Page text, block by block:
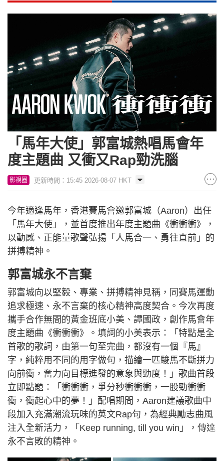
「馬年大使」郭富城熱唱馬會年
度主題曲 又衝又Rap勁洗腦
影視圈 更新時間：15:45 2026-08-07 HKT
今年適逢馬年，香港賽馬會邀郭富城（Aaron）出任
「馬年大使」，並首度推出年度主題曲《衝衝衝》，
以動感、正能量歌聲弘揚「人馬合一、勇往直前」的
拼搏精神。
郭富城永不言棄
郭富城向以堅毅、專業、拼搏精神見稱，同賽馬運動
追求極速、永不言棄的核心精神高度契合。今次再度
攜手合作無間的黃金班底小美、譚國政，創作馬會年
度主題曲《衝衝衝》。填詞的小美表示：「特點是全
首歌的歌詞，由第一句至完曲，都沒有一個『馬』
字，純粹用不同的用字做句，描繪一匹駿馬不斷拼力
向前衝，奮力向目標進發的意象與勁度！」歌曲首段
立即點題：「衝衝衝，爭分秒衝衝衝，一股勁衝衝
衝，衝起心中的夢！」配唱期間，Aaron建議歌曲中
段加入充滿潮流玩味的英文Rap句，為經典勵志曲風
注入全新活力，「Keep running, till you win」，傳達
永不言敗的精神。